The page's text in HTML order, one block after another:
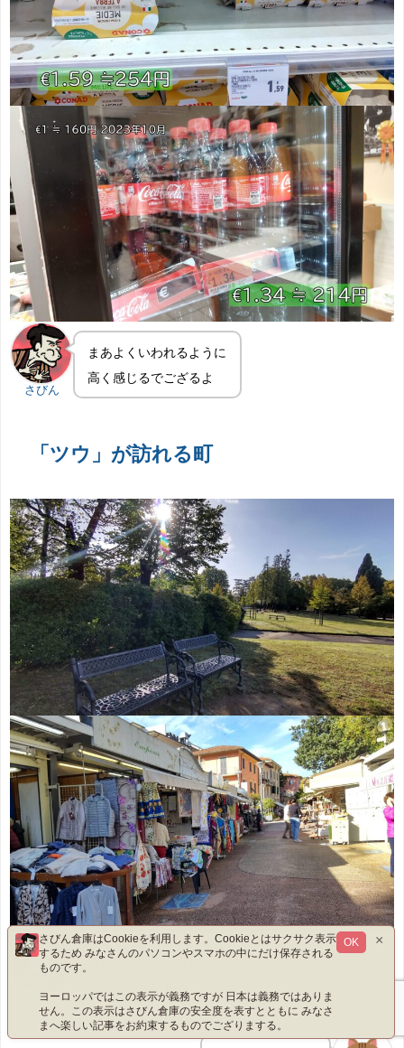
さびん
まあよくいわれるように
高く感じるでござるよ
「ツウ」が訪れる町
さびん
旅行先でゆっくりしたい人が
さびん倉庫はCookieを利用します。Cookieとはサクサク表示
するため みなさんのパソコンやスマホの中にだけ保存される
ものです。
ヨーロッパではこの表示が義務ですが 日本は義務ではありま
せん。この表示はさびん倉庫の安全度を表すとともに みなさ
まへ楽しい記事をお約束するものでござりまする。
OK ×